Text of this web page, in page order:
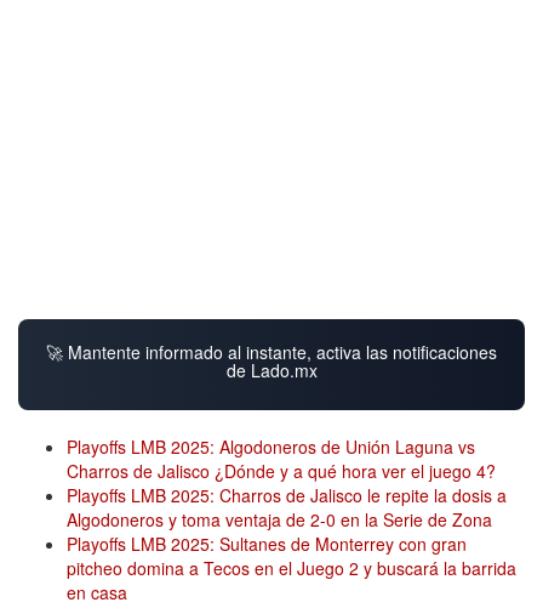
🚀 Mantente informado al instante, activa las notificaciones
de Lado.mx
Playoffs LMB 2025: Algodoneros de Unión Laguna vs
Charros de Jalisco ¿Dónde y a qué hora ver el juego 4?
Playoffs LMB 2025: Charros de Jalisco le repite la dosis a
Algodoneros y toma ventaja de 2-0 en la Serie de Zona
Playoffs LMB 2025: Sultanes de Monterrey con gran
pitcheo domina a Tecos en el Juego 2 y buscará la barrida
en casa